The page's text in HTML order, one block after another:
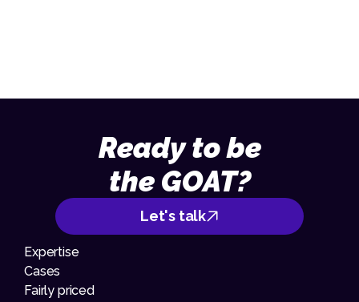
Ready to be
the GOAT?
Let's talk
Expertise
Cases
Fairly priced